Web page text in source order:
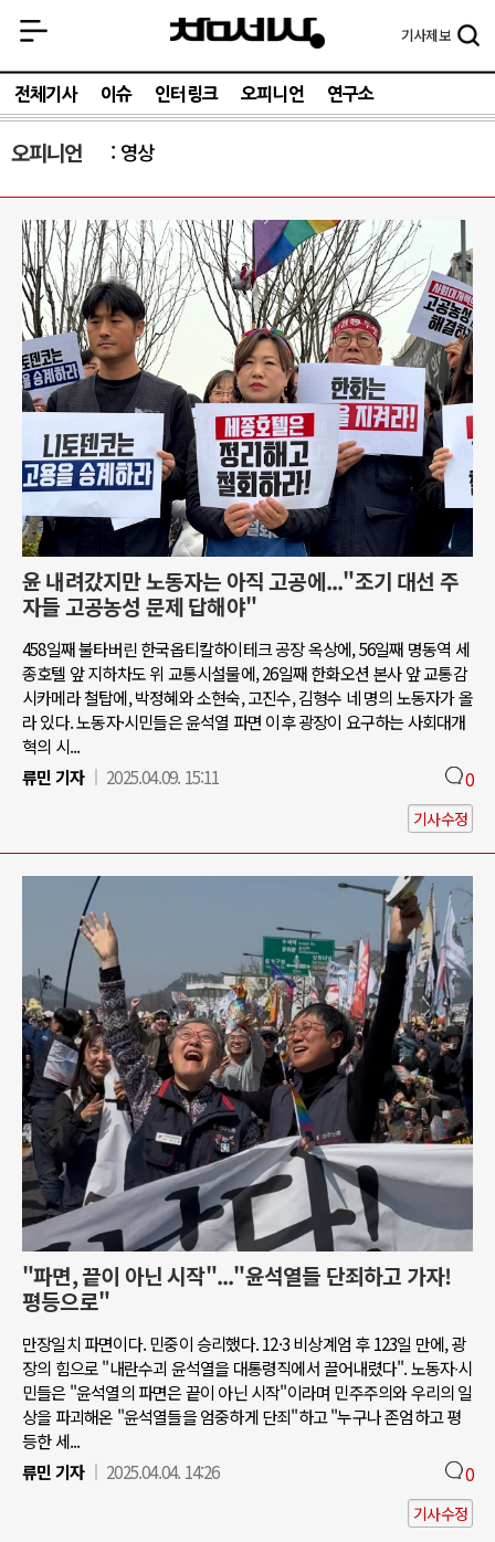
기사제보
전체기사 이슈 인터링크 오피니언 연구소
오피니언 영상
윤 내려갔지만 노동자는 아직 고공에..."조기 대선 주
자들 고공농성 문제 답해야"
458일째 불타버린 한국옵티칼하이테크 공장 옥상에, 56일째 명동역 세
종호텔 앞 지하차도 위 교통시설물에, 26일째 한화오션 본사 앞 교통감
시카메라 철탑에, 박정혜와 소현숙, 고진수, 김형수 네 명의 노동자가 올
라 있다. 노동자·시민들은 윤석열 파면 이후 광장이 요구하는 사회대개
혁의 시...
류민 기자
2025.04.09. 15:11 0
기사수정
"파면, 끝이 아닌 시작"..."윤석열들 단죄하고 가자!
평등으로"
만장일치 파면이다. 민중이 승리했다. 12·3 비상계엄 후 123일 만에, 광
장의 힘으로 "내란수괴 윤석열을 대통령직에서 끌어내렸다". 노동자∙시
민들은 "윤석열의 파면은 끝이 아닌 시작"이라며 민주주의와 우리의 일
상을 파괴해온 "윤석열들을 엄중하게 단죄"하고 "누구나 존엄하고 평
등한 세...
류민 기자
2025.04.04. 14:26 0
기사수정